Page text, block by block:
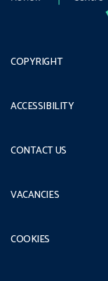
COPYRIGHT
ACCESSIBILITY
CONTACT US
VACANCIES
COOKIES